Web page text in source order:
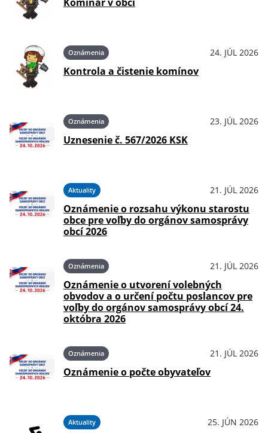
Oznámenia 24. JÚL 2026
Kontrola a čistenie komínov
Oznámenia 23. JÚL 2026
Uznesenie č. 567/2026 KSK
Aktuality 21. JÚL 2026
Oznámenie o rozsahu výkonu starostu
obce pre voľby do orgánov samosprávy
obcí 2026
Oznámenia 21. JÚL 2026
Oznámenie o utvorení volebných
obvodov a o určení počtu poslancov pre
voľby do orgánov samosprávy obcí 24.
októbra 2026
Oznámenia 21. JÚL 2026
Oznámenie o počte obyvateľov
Aktuality 25. JÚN 2026